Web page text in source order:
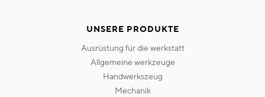
UNSERE PRODUKTE
ausrüstung für die werkstatt
allgemeine werkzeuge
handwerkszeug
mechanik